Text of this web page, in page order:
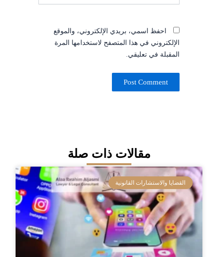
احفظ اسمي، بريدي الإلكتروني، والموقع
الإلكتروني في هذا المتصفح لاستخدامها المرة
المقبلة في تعليقي.
مقالات ذات صلة
القضايا والاستشارات القانونية